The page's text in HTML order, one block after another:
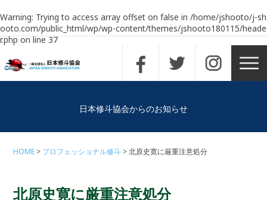
Warning: Trying to access array offset on false in /home/jshooto/j-sh
ooto.com/public_html/wp/wp-content/themes/jshooto180115/heade
r.phpon line37
日本修斗協会からのお知らせ
HOME プロフェッショナル修斗 北原史寛に厳重注意処分
北原史寛に厳重注意処分